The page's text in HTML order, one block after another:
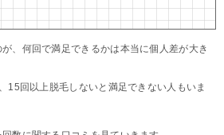
、何回で満足できるかは本当に個人差が大き
15回以上脱毛しないと満足できない人もいま